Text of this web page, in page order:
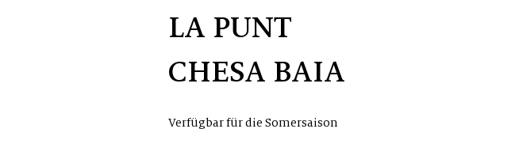
LA PUNT
CHESA BAIA
Verfügbar für die Somersaison